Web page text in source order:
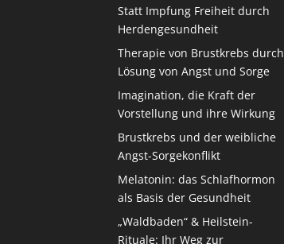
Statt Impfung Freiheit durch
Herdengesundheit
Therapie von Brustkrebs durch
Lösung von Angst und Sorge
Imagination, die Kraft der
Vorstellung und ihre Wirkung
Brustkrebs und der weibliche
Angst-Sorgekonflikt
Melatonin: das Schlafhormon
als Basis der Gesundheit
„Waldbaden“ & Heilstein-
Rituale: Ihr Weg zur